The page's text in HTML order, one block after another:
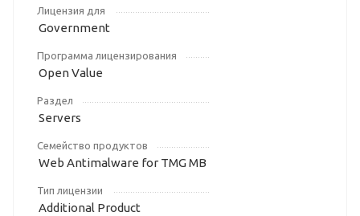
Лицензия для
Government
Программа лицензирования
Open Value
Раздел
Servers
Семейство продуктов
Web Antimalware for TMG MB
Тип лицензии
Additional Product